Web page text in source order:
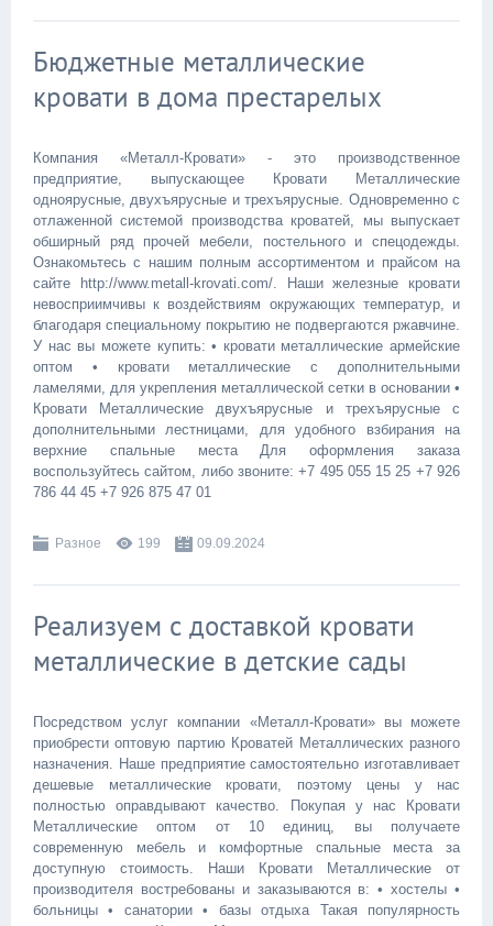
Бюджетные металлические
кровати в дома престарелых
Компания «Металл-Кровати» - это производственное
предприятие, выпускающее Кровати Металлические
одноярусные, двухъярусные и трехъярусные. Одновременно с
отлаженной системой производства кроватей, мы выпускает
обширный ряд прочей мебели, постельного и спецодежды.
Ознакомьтесь с нашим полным ассортиментом и прайсом на
сайте http://www.metall-krovati.com/. Наши железные кровати
невосприимчивы к воздействиям окружающих температур, и
благодаря специальному покрытию не подвергаются ржавчине.
У нас вы можете купить: • кровати металлические армейские
оптом • кровати металлические с дополнительными
ламелями, для укрепления металлической сетки в основании •
Кровати Металлические двухъярусные и трехъярусные с
дополнительными лестницами, для удобного взбирания на
верхние спальные места Для оформления заказа
воспользуйтесь сайтом, либо звоните: +7 495 055 15 25 +7 926
786 44 45 +7 926 875 47 01
Разное 199 09.09.2024
Реализуем с доставкой кровати
металлические в детские сады
Посредством услуг компании «Металл-Кровати» вы можете
приобрести оптовую партию Кроватей Металлических разного
назначения. Наше предприятие самостоятельно изготавливает
дешевые металлические кровати, поэтому цены у нас
полностью оправдывают качество. Покупая у нас Кровати
Металлические оптом от 10 единиц, вы получаете
современную мебель и комфортные спальные места за
доступную стоимость. Наши Кровати Металлические от
производителя востребованы и заказываются в: • хостелы •
больницы • санатории • базы отдыха Такая популярность